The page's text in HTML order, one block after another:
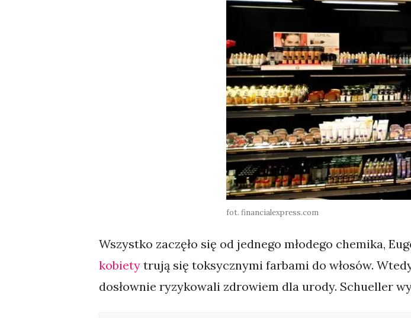
fot. financialexpress.com
Wszystko zaczęło się od jednego młodego chemika,
kobiety trują się toksycznymi farbami do włosów.
dosłownie ryzykowali zdrowiem dla urody. Schueller